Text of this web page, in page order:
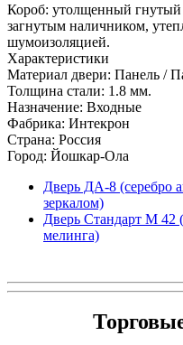
Короб: утолщенный
загнутым наличником,
шумоизоляцией.
Характеристики
Материал двери: Панель /
Толщина стали: 1.8 мм.
Назначение: Входные
Фабрика: Интекрон
Страна: Россия
Город: Йошкар-Ола
Дверь ДА-8 (серебро
зеркалом)
Дверь Стандарт М 42
мелинга)